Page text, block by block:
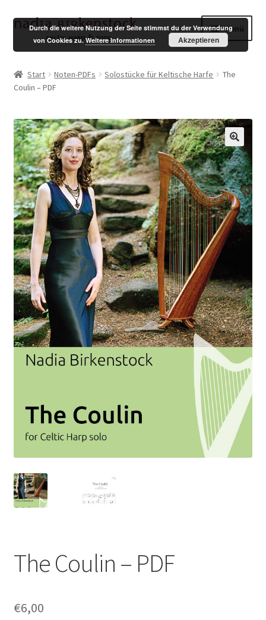
Zur
Navigation
springen
Zum
Inhalt
springen
Menü
Mein Konto
Warenkorb
Kasse
English
Impressum
Datenschutzerklärung
Start Noten-PDFs Solostücke für Keltische Harfe
The
Coulin – PDF
The Coulin – PDF
€6,00
Durch die weitere Nutzung der Seite stimmst du der Verwendung
von Cookies zu.Weitere Informationen Akzeptieren